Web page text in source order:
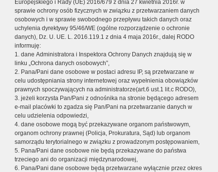
Europejskiego i Rady (UE) 2016/679 z dnia 27 kwietnia 2016r. w
sprawie ochrony osób fizycznych w związku z przetwarzaniem danych
osobowych i w sprawie swobodnego przepływu takich danych oraz
uchylenia dyrektywy 95/46/WE (ogólne rozporządzenie o ochronie
danych), Dz. U. UE. L. 2016.119.1 z dnia 4 maja 2016r., dalej RODO
informuję:
1. dane Administratora i Inspektora Ochrony Danych znajdują się w
linku „Ochrona danych osobowych”,
2. Pana/Pani dane osobowe w postaci adresu IP, są przetwarzane w
celu udostępniania strony internetowej oraz wypełnienia obowiązków
prawnych spoczywających na administratorze(art.6 ust.1 lit.c RODO),
3. jeżeli korzysta Pan/Pani z odnośnika na stronie będącego adresem
e-mail placówki to zgadza się Pan/Pani na przetwarzanie danych w
celu udzielenia odpowiedzi,
4. dane osobowe mogą być przekazywane organom państwowym,
organom ochrony prawnej (Policja, Prokuratura, Sąd) lub organom
samorządu terytorialnego w związku z prowadzonym postępowaniem,
5. Pana/Pani dane osobowe nie będą przekazywane do państwa
trzeciego ani do organizacji międzynarodowej,
6. Pana/Pani dane osobowe będą przetwarzane wyłącznie przez okres